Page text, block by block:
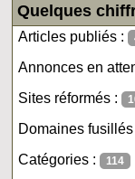
Quelques
Articles publiés :
Annonces en
Sites réformés :
Domaines
Catégories : 114